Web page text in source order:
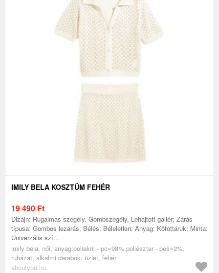
IMILY BELA KOSZTÜM FEHÉR
19 490 Ft
Dizájn: Rugalmas szegély, Gombszegély, Lehajtott gallér; Zárás
típusa: Gombos lezárás; Bélés: Béleletlen; Anyag: Kötöttáruk; Minta:
Univerzális szí...
imily bela, női, anyag:poliakril - pc=98%,poliészter - pes=2%,
ruházat, alkalmi darabok, üzlet, fehér
aboutyou.hu